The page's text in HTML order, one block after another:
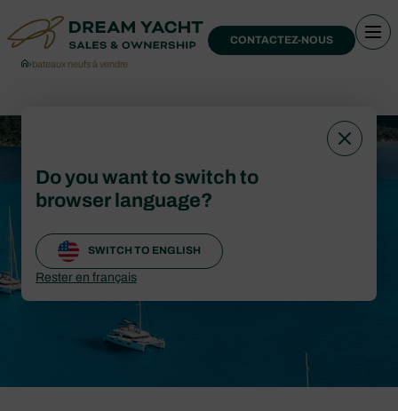
CONTACTEZ-NOUS
›bateaux neufs à vendre
bateaux neufs à
vendre
CONTACTEZ-NOUS
Do you want to switch to
browser language?
SWITCH TO ENGLISH
Rester en français